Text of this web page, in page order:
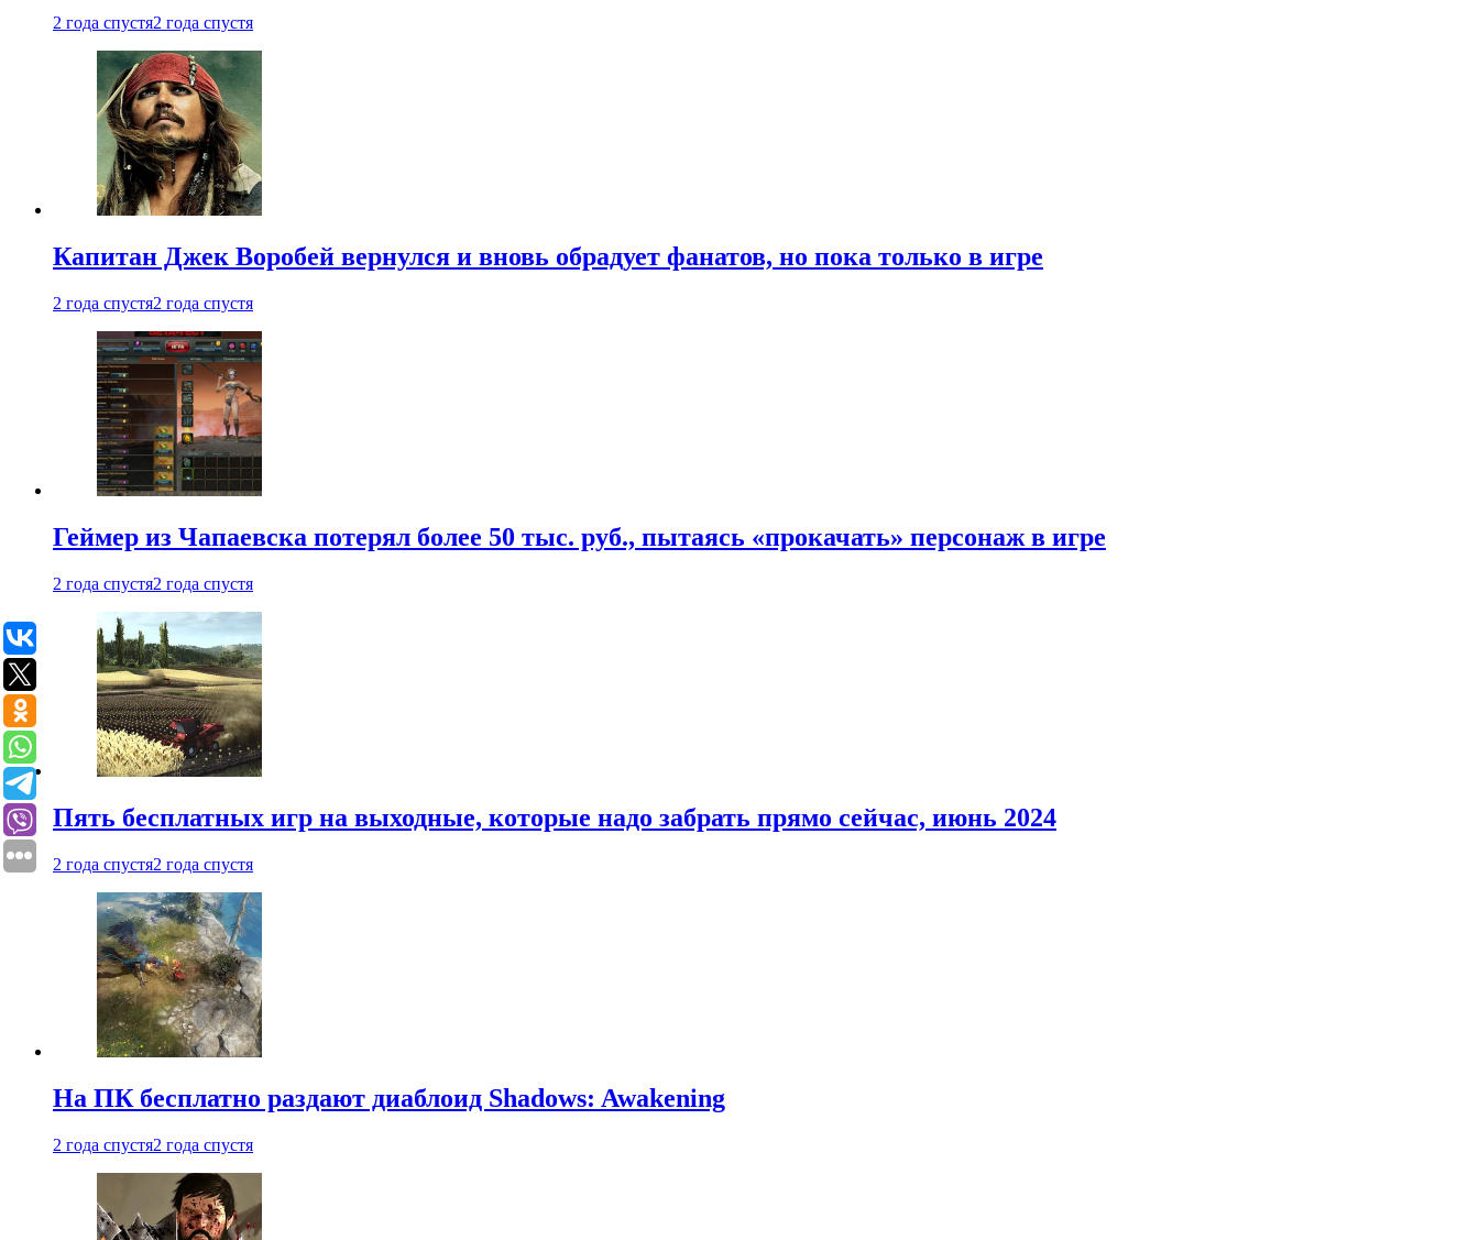
2 года спустя2 года спустя
Капитан Джек Воробей вернулся и вновь обрадует фанатов, но пока только в игре
2 года спустя2 года спустя
Геймер из Чапаевска потерял более 50 тыс. руб., пытаясь «прокачать» персонаж в игре
2 года спустя2 года спустя
Пять бесплатных игр на выходные, которые надо забрать прямо сейчас, июнь 2024
2 года спустя2 года спустя
На ПК бесплатно раздают диаблоид Shadows: Awakening
2 года спустя2 года спустя